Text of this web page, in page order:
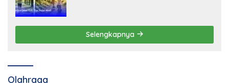
Selengkapnya
Olahraga